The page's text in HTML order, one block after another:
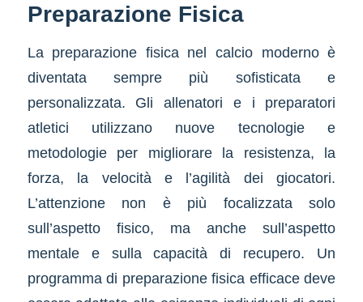
Preparazione Fisica
La preparazione fisica nel calcio moderno è
diventata sempre più sofisticata e
personalizzata. Gli allenatori e i preparatori
atletici utilizzano nuove tecnologie e
metodologie per migliorare la resistenza, la
forza, la velocità e l’agilità dei giocatori.
L’attenzione non è più focalizzata solo
sull’aspetto fisico, ma anche sull’aspetto
mentale e sulla capacità di recupero. Un
programma di preparazione fisica efficace deve